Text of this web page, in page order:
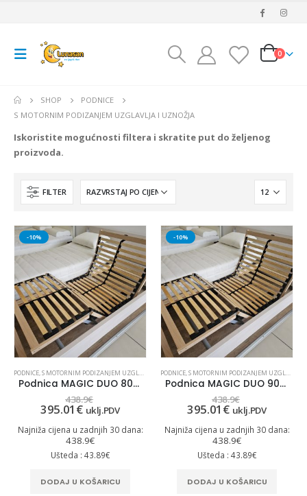
0
SHOP
PODNICE
S MOTORNIM PODIZANJEM UZGLAVLJA I UZNOŽJA
Iskoristite mogućnosti filtera i skratite put do željenog
proizvoda.
FILTER
-10%
PODNICE,S MOTORNIM PODIZANJEM UZGLAVLJA I UZNOŽJA
Podnica MAGIC DUO 80×200
438.9€
395.01 € uklj.PDV
Najniža cijena u zadnjih 30 dana:
438.9€
Ušteda : 43.89€
DODAJ U KOŠARICU
-10%
PODNICE,S MOTORNIM PODIZANJEM UZGLAVLJA I UZNOŽJA
Podnica MAGIC DUO 90×200
438.9€
395.01 € uklj.PDV
Najniža cijena u zadnjih 30 dana:
438.9€
Ušteda : 43.89€
DODAJ U KOŠARICU